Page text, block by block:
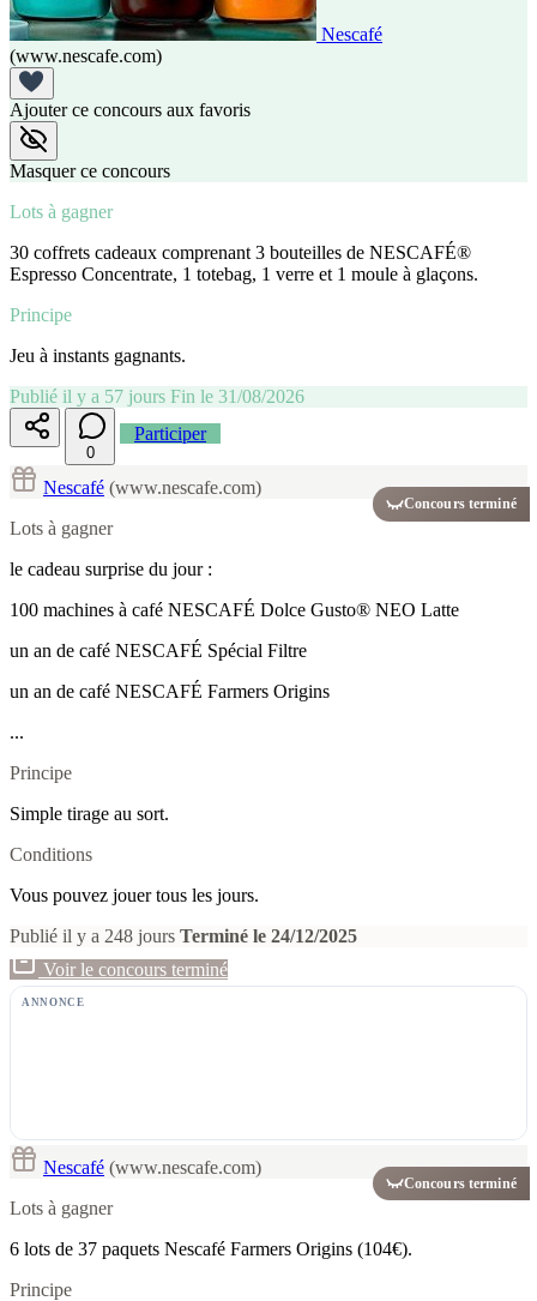
Nescafé
(www.nescafe.com)
Ajouter ce concours aux favoris
Masquer ce concours
Lots à gagner
30 coffrets cadeaux comprenant 3 bouteilles de NESCAFÉ®
Espresso Concentrate, 1 totebag, 1 verre et 1 moule à glaçons.
Principe
Jeu à instants gagnants.
Publié il y a 57 jours Fin le 31/08/2026
0
Participer
Concours terminé
Nescafé (www.nescafe.com)
Lots à gagner
le cadeau surprise du jour :
100 machines à café NESCAFÉ Dolce Gusto® NEO Latte
un an de café NESCAFÉ Spécial Filtre
un an de café NESCAFÉ Farmers Origins
...
Principe
Simple tirage au sort.
Conditions
Vous pouvez jouer tous les jours.
Publié il y a 248 jours Terminé le 24/12/2025
Voir le concours terminé
ANNONCE
Concours terminé
Nescafé (www.nescafe.com)
Lots à gagner
6 lots de 37 paquets Nescafé Farmers Origins (104€).
Principe